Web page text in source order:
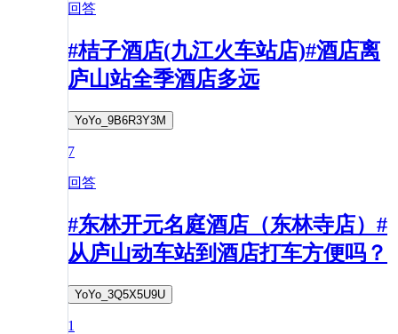
回答
#桔子酒店(九江火车站店)#酒店离
庐山站全季酒店多远
YoYo_9B6R3Y3M
7
回答
#东林开元名庭酒店（东林寺店）#
从庐山动车站到酒店打车方便吗？
YoYo_3Q5X5U9U
1